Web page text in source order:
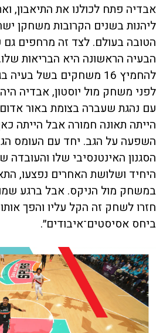
אבדיה פתח לכולנו את התיאבון,
ליהנות בשנים הקרובות משחקן
הטובה בעולם. לצד זה מרחפים
הבעיה הראשונה היא הבריאות
לפני משחק מול יוסטון, אבדיה
עם נהגת שעברה בצומת באור
הייתה תאונה חמורה אבל הייתה
השפעה על הגב. יחד עם העומס
הסגנון האינטנסיבי שלו
היחיד ושלושת האחרים נפצעו,
במשחק מול הניקס. אבל ברגע
חזרו לשחק זה הקל עליו והפך
ביחס אסיסטים־איבודים״.